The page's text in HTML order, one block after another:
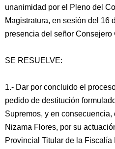
unanimidad por el Pleno del
Magistratura, en sesión del 16
presencia del señor Consejero
SE RESUELVE:
1.- Dar por concluido el
pedido de destitución
Supremos, y en
Nizama Flores, por su
Provincial Titular de la